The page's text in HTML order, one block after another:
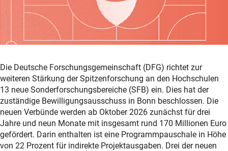
Die Deutsche Forschungsgemeinschaft (DFG) richtet zur
weiteren Stärkung der Spitzenforschung an den Hochschulen
13 neue Sonderforschungsbereiche (SFB) ein. Dies hat der
zuständige Bewilligungsausschuss in Bonn beschlossen. Die
neuen Verbünde werden ab Oktober 2026 zunächst für drei
Jahre und neun Monate mit insgesamt rund 170 Millionen Euro
gefördert. Darin enthalten ist eine Programmpauschale in Höhe
von 22 Prozent für indirekte Projektausgaben. Drei der neuen